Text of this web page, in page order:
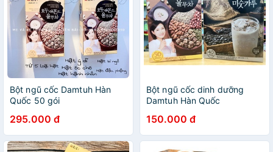
Bột ngũ cốc Damtuh Hàn
Quốc 50 gói
295.000 đ
Bột ngũ cốc dinh dưỡng
Damtuh Hàn Quốc
150.000 đ